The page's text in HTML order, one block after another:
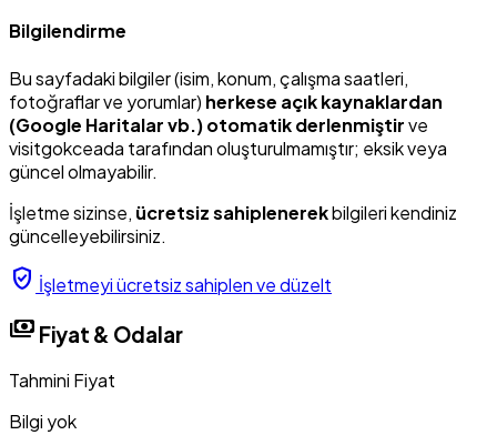
Bilgilendirme
Bu sayfadaki bilgiler (isim, konum, çalışma saatleri,
fotoğraflar ve yorumlar) herkese açık kaynaklardan
(Google Haritalar vb.) otomatik derlenmiştirve
visitgokceada tarafından oluşturulmamıştır; eksik veya
güncel olmayabilir.
İşletme sizinse, ücretsiz sahiplenerekbilgileri kendiniz
güncelleyebilirsiniz.
verified_user İşletmeyi ücretsiz sahiplen ve düzelt
payments Fiyat & Odalar
Tahmini Fiyat
Bilgi yok